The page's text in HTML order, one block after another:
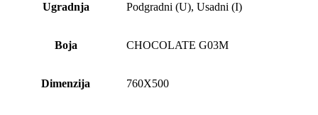
Ugradnja Podgradni (U), Usadni (I)
Boja CHOCOLATE G03M
Dimenzija 760X500